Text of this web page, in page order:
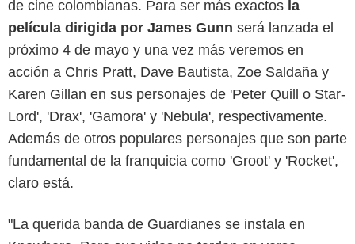
de cine colombianas. Para ser más exactos la
película dirigida por James Gunn será lanzada el
próximo 4 de mayo y una vez más veremos en
acción a Chris Pratt, Dave Bautista, Zoe Saldaña y
Karen Gillan en sus personajes de 'Peter Quill o Star-
Lord', 'Drax', 'Gamora' y 'Nebula', respectivamente.
Además de otros populares personajes que son parte
fundamental de la franquicia como 'Groot' y 'Rocket',
claro está.
"La querida banda de Guardianes se instala en